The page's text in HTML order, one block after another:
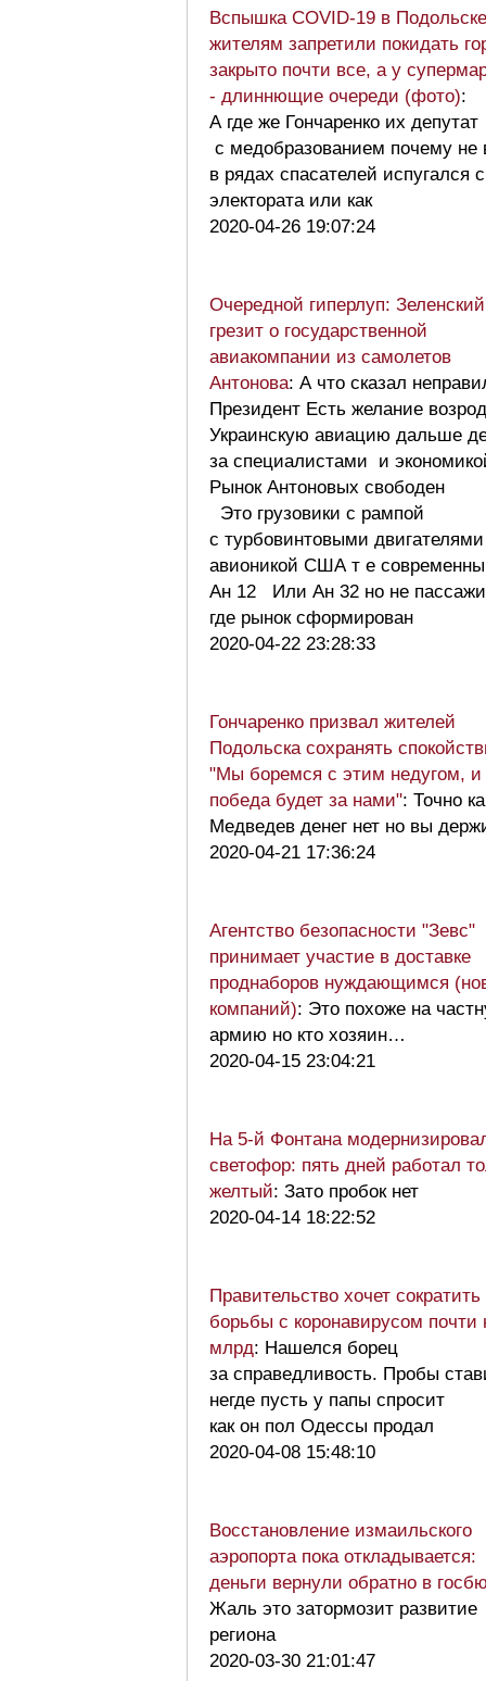
Вспышка COVID-19 в
жителям запретили покидать
закрыто почти все, а у
- длиннющие очереди (фото):
А где же Гончаренко их депутат
с медобразованием почему не
в рядах спасателей испугался
электората или как
2020-04-26 19:07:24
Очередной гиперлуп: Зеленский
грезит о государственной
авиакомпании из самолетов
Антонова: А что сказал
Президент Есть желание
Украинскую авиацию дальше
за специалистами и
Рынок Антоновых свободен
Это грузовики с рампой
с турбовинтовыми двигателями
авионикой США т е
Ан 12 Или Ан 32 но не
где рынок сформирован
2020-04-22 23:28:33
Гончаренко призвал жителей
Подольска сохранять
"Мы боремся с этим недугом, и
победа будет за нами": Точно
Медведев денег нет но вы
2020-04-21 17:36:24
Агентство безопасности "Зевс"
принимает участие в доставке
проднаборов нуждающимся
компаний): Это похоже на
армию но кто хозяин…
2020-04-15 23:04:21
На 5-й Фонтана
светофор: пять дней работал
желтый: Зато пробок нет
2020-04-14 18:22:52
Правительство хочет
борьбы с коронавирусом почти
млрд: Нашелся борец
за справедливость. Пробы
негде пусть у папы спросит
как он пол Одессы продал
2020-04-08 15:48:10
Восстановление измаильского
аэропорта пока откладывается:
деньги вернули обратно в
Жаль это затормозит развитие
региона
2020-03-30 21:01:47